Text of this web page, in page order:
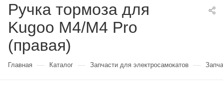
Ручка тормоза для
Kugoo M4/M4 Pro
(правая)
Главная — Каталог — Запчасти для электросамокатов —